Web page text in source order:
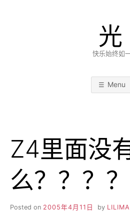
光
快乐始终如
Menu
Z4里面没
么？？？？
Posted on 2005年4月11日 by